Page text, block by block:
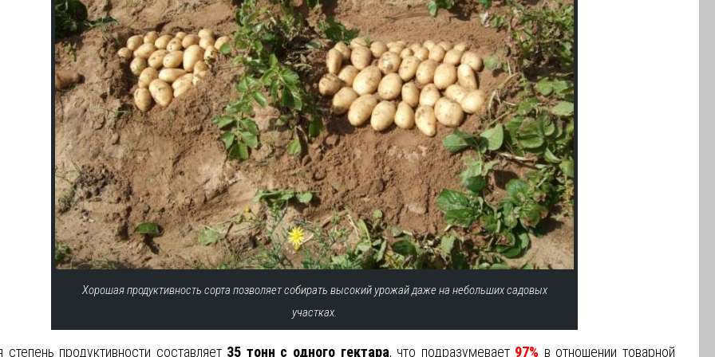
Хорошая продуктивность сорта позволяет собирать высокий урожай даже на небольших садовых
участках.
степень продуктивности составляет 35 тонн с одного гектара, что подразумевает 97% в отношении товарной